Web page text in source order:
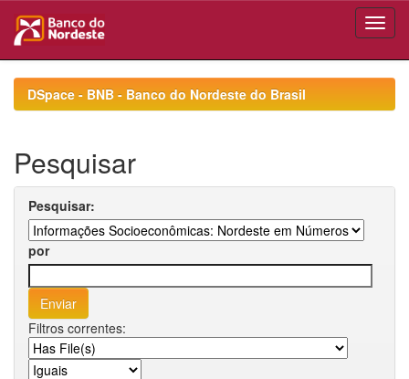
navigationDSpace - BNB - Banco do Nordeste do Brasil
Pesquisar
Pesquisar:
por
Filtros correntes: